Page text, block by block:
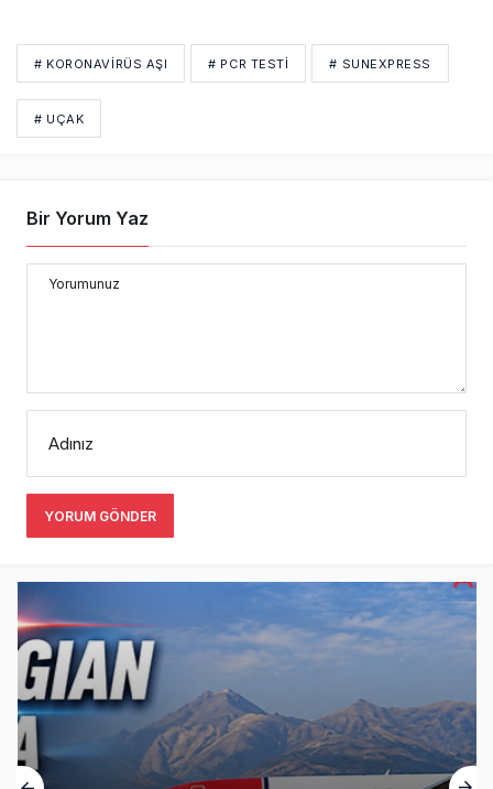
# KORONAVIRÜS AŞI # PCR TESTI # SUNEXPRESS
# UÇAK
Bir Yorum Yaz
Yorumunuz
Adınız
YORUM GÖNDER